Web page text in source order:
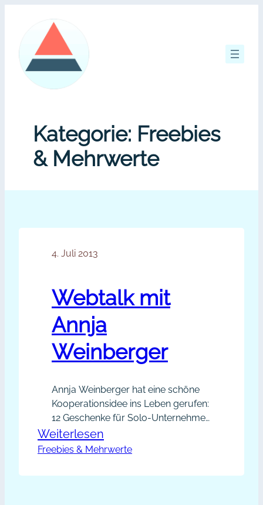
springen
Kategorie: Freebies
& Mehrwerte
4. Juli 2013
Webtalk mit
Annja
Weinberger
Annja Weinberger hat eine schöne
Kooperationsidee ins Leben gerufen:
12 Geschenke für Solo-Unternehmer
als Geschenke-Aktion im Juli 2013
Kooperationsidee Was Annja
Event inspiriert: „Es gibt viele Arten,
Weiterlesen
Webtalk
Freebies & Mehrwerte